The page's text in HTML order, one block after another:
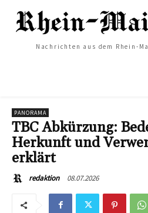
Nachrichten aus dem Rhein-
PANORAMA
TBC Abkürzung:
Herkunft und
erklärt
redaktion 08.07.2026